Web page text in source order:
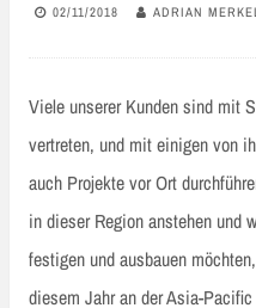
02/11/2018 ADRIAN
Viele unserer Kunden sind mit
vertreten, und mit einigen von
auch Projekte vor Ort
in dieser Region anstehen und
festigen und ausbauen
diesem Jahr an der Asia-